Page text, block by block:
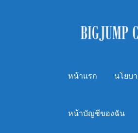
Skip
Skip
หน้าแรก นโยบ
หน้าบัญชีของฉัน